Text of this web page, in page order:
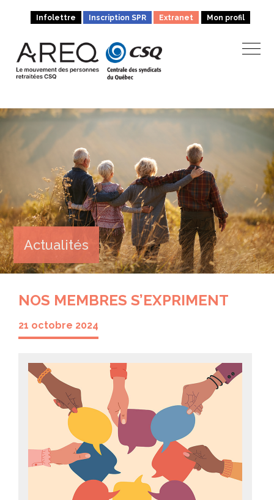
Infolettre Inscription SPR Extranet Mon profil
Actualités
NOS MEMBRES S’EXPRIMENT
21 octobre 2024